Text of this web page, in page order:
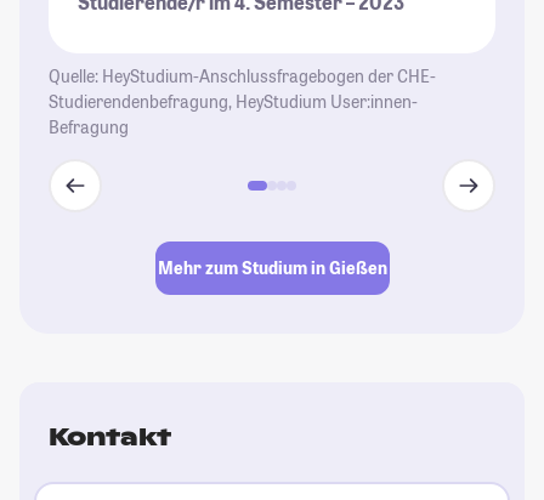
Quelle: HeyStudium-Anschlussfragebogen der CHE-
Studierendenbefragung, HeyStudium User:innen-
Befragung
Mehr zum Studium in Gießen
Kontakt